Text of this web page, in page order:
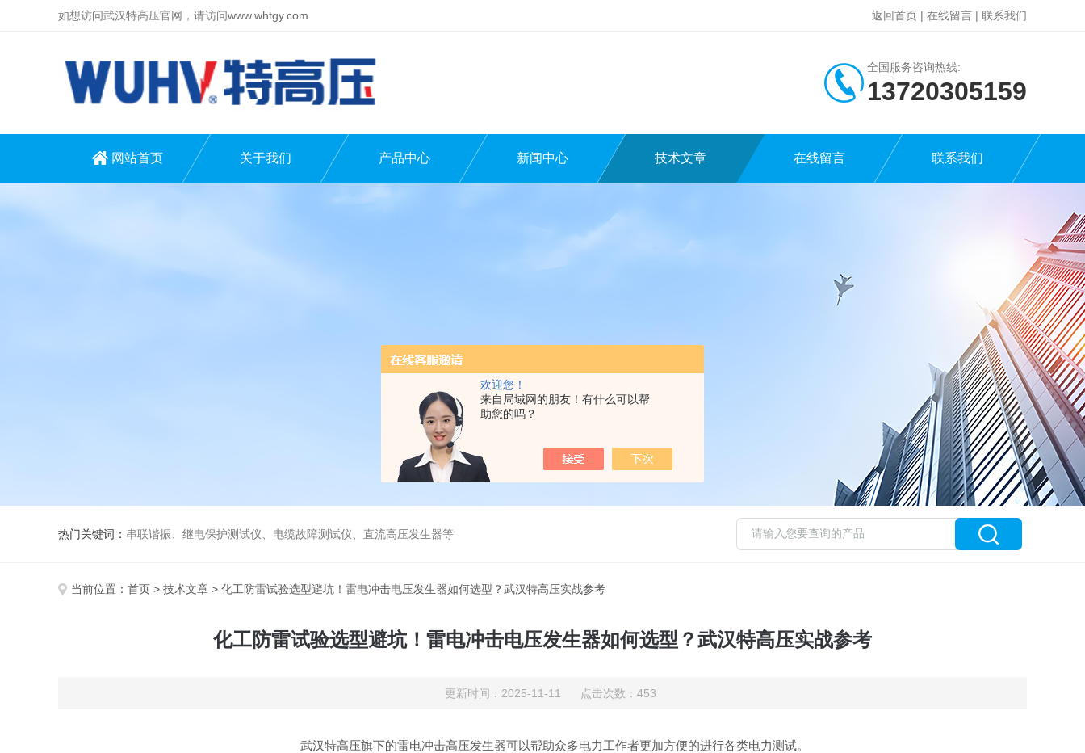
欢迎您！
来自局域网的朋友！有什么可以帮
助您的吗？
如想访问武汉特高压官网，请访问www.whtgy.com 返回首页 | 在线留言 | 联系我们
全国服务咨询热线:
13720305159
网站首页 关于我们 产品中心 新闻中心 技术文章 在线留言 联系我们
热门关键词： 串联谐振、继电保护测试仪、电缆故障测试仪、直流高压发生器等
当前位置： 首页 > 技术文章 > 化工防雷试验选型避坑！雷电冲击电压发生器如何选型？武汉特高压实战参考
化工防雷试验选型避坑！雷电冲击电压发生器如何选型？武汉特高压实战参考
更新时间：2025-11-11 点击次数：453
武汉特高压旗下的雷电冲击高压发生器可以帮助众多电力工作者更加方便的进行各类电力测试。